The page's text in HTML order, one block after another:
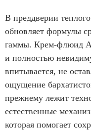
В преддверии
обновляет формулы
гаммы. Крем-флюид
и полностью
впитывается, не
ощущение
прежнему лежит
естественные
которая помогает